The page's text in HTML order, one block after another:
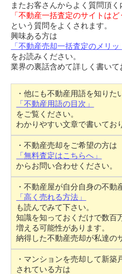
またお客さんからよく質問頂く
「不動産一括査定のサイトはど
という質問をよくされます。
興味ある方は
「不動産売却一括査定のメリッ
をお読みください。
業界の裏話含めて詳しく書いて
・他にも不動産用語を知りた
「不動産用語の目次」
をご覧ください。
わかりやすい文章で書いてお
・不動産売却をご希望の方は
「無料査定はこちらへ」
からお問い合わせください。
・不動産屋が自分自身の不動
「高く売れる方法」
も読んでみて下さい。
知識を知っておくだけで数百
増える可能性があります。
納得した不動産売却が私達の
・マンションを売却して新築
されている方は